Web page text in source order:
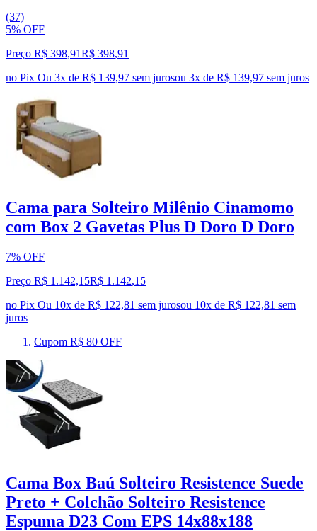
(37)
5% OFF
Preço R$ 398,91R$ 398,91
no Pix Ou 3x de R$ 139,97 sem jurosou 3x de R$ 139,97 sem juros
Cama para Solteiro Milênio Cinamomo
com Box 2 Gavetas Plus D Doro D Doro
7% OFF
Preço R$ 1.142,15R$ 1.142,15
no Pix Ou 10x de R$ 122,81 sem jurosou 10x de R$ 122,81 sem
juros
Cupom R$ 80 OFF
Cama Box Baú Solteiro Resistence Suede
Preto + Colchão Solteiro Resistence
Espuma D23 Com EPS 14x88x188